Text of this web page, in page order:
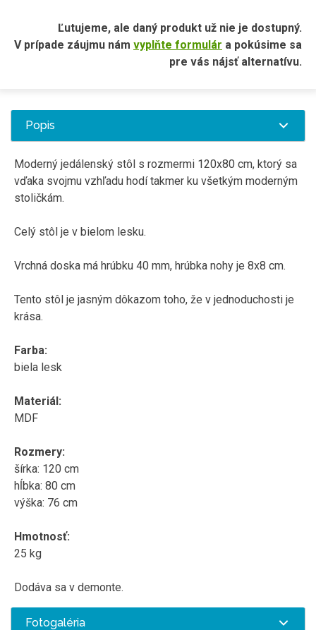
Ľutujeme, ale daný produkt už nie je dostupný.
V prípade záujmu nám vyplňte formulár a pokúsime sa
pre vás nájsť alternatívu.
Popis
Moderný jedálenský stôl s rozmermi 120x80 cm, ktorý sa
vďaka svojmu vzhľadu hodí takmer ku všetkým moderným
stoličkám.
Celý stôl je v bielom lesku.
Vrchná doska má hrúbku 40 mm, hrúbka nohy je 8x8 cm.
Tento stôl je jasným dôkazom toho, že v jednoduchosti je
krása.
Farba:
biela lesk
Materiál:
MDF
Rozmery:
šírka: 120 cm
hĺbka: 80 cm
výška: 76 cm
Hmotnosť:
25 kg
Dodáva sa v demonte.
Fotogaléria